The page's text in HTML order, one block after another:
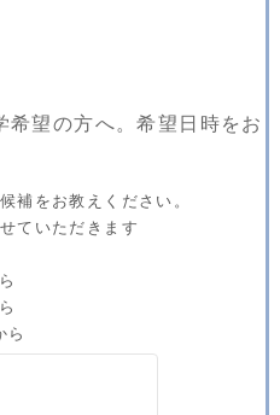
希望の方へ。希望日時をお
補をお教えください。
ていただきます
ら